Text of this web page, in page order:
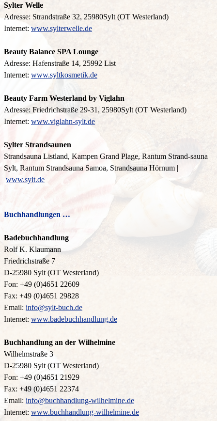
Sylter Welle
Adresse: Strandstraße 32, 25980Sylt (OT Westerland)
Internet: www.sylterwelle.de
Beauty Balance SPA Lounge
Adresse: Hafenstraße 14, 25992 List
Internet: www.syltkosmetik.de
Beauty Farm Westerland by Viglahn
Adresse: Friedrichstraße 29-31, 25980Sylt (OT Westerland)
Internet: www.viglahn-sylt.de
Sylter Strandsaunen
Strandsauna Listland, Kampen Grand Plage, Rantum Strand-sauna
Sylt, Rantum Strandsauna Samoa, Strandsauna Hörnum |
www.sylt.de
Buchhandlungen …
Badebuchhandlung
Rolf K. Klaumann
Friedrichstraße 7
D-25980 Sylt (OT Westerland)
Fon: +49 (0)4651 22609
Fax: +49 (0)4651 29828
Email: info@sylt-buch.de
Internet: www.badebuchhandlung.de
Buchhandlung an der Wilhelmine
Wilhelmstraße 3
D-25980 Sylt (OT Westerland)
Fon: +49 (0)4651 21929
Fax: +49 (0)4651 22374
Email: info@buchhandlung-wilhelmine.de
Internet: www.buchhandlung-wilhelmine.de